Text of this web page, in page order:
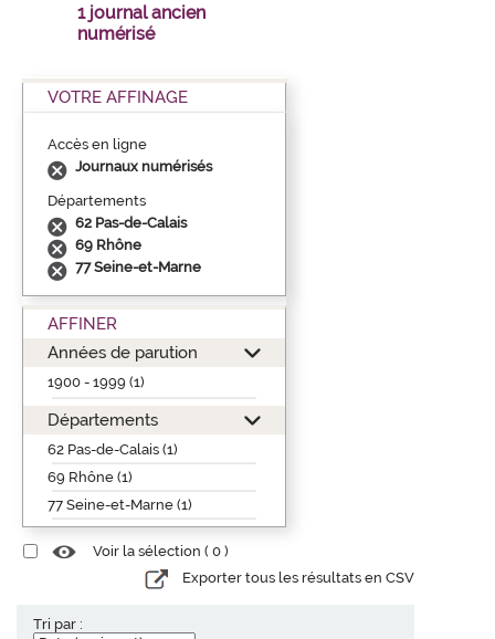
1 journal ancien
numérisé
VOTRE AFFINAGE
Accès en ligne
Journaux numérisés
Départements
62 Pas-de-Calais
69 Rhône
77 Seine-et-Marne
AFFINER
Années de parution
1900 - 1999 (1)
Départements
62 Pas-de-Calais (1)
69 Rhône (1)
77 Seine-et-Marne (1)
Voir la sélection ( 0 )
Exporter tous les résultats en CSV
Tri par :